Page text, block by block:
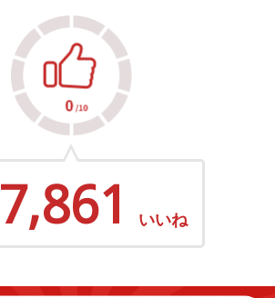
7,861 いいね